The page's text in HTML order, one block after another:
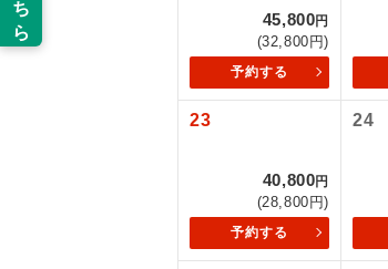
45,800円
(32,800円)
予約する
23
40,800円
(28,800円)
予約する
24